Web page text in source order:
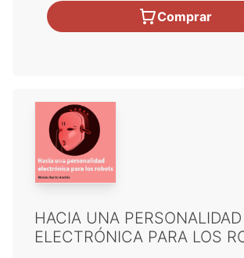
Comprar
HACIA UNA PERSONALIDAD
ELECTRÓNICA PARA LOS